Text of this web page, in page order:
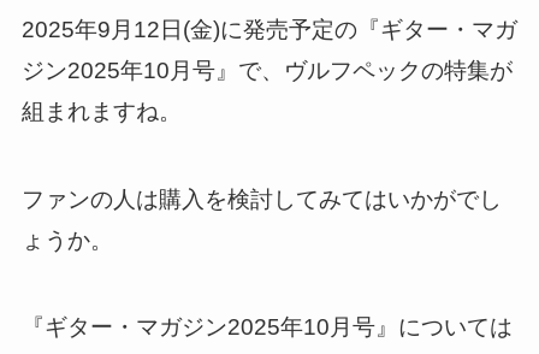
2025年9月12日(金)に発売予定の『ギター・マガ
ジン2025年10月号』で、ヴルフペックの特集が
組まれますね。
ファンの人は購入を検討してみてはいかがでし
ょうか。
『ギター・マガジン2025年10月号』については